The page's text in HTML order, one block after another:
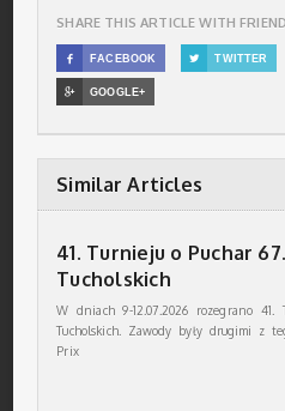
SHARE THIS ARTICLE WITH
 FACEBOOK  TWITTER
 GOOGLE+
Similar Articles
41. Turnieju o Puchar
Tucholskich
W dniach 9-12.07.2026 rozegrano
Tucholskich. Zawody były drugimi z
Prix